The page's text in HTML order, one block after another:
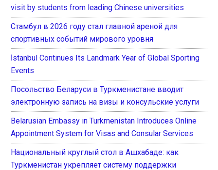
visit by students from leading Chinese universities
Стамбул в 2026 году стал главной ареной для
спортивных событий мирового уровня
İstanbul Continues Its Landmark Year of Global Sporting
Events
Посольство Беларуси в Туркменистане вводит
электронную запись на визы и консульские услуги
Belarusian Embassy in Turkmenistan Introduces Online
Appointment System for Visas and Consular Services
Национальный круглый стол в Ашхабаде: как
Туркменистан укрепляет систему поддержки